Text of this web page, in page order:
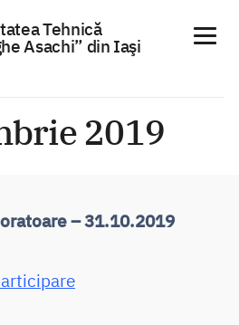
Tehnică
Asachi” din Iaşi
2019
– 31.10.2019